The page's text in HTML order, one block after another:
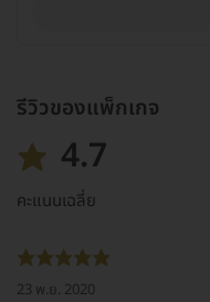
รีวิวของแพ็กเกจ
4.7
คะแนนเฉลี่ย
23 พ.ย. 2020